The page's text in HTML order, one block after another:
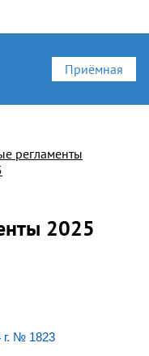
Приёмная
регламенты
2025
г. № 1823